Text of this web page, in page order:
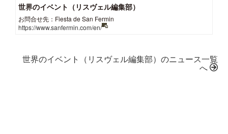
世界のイベント（リスヴェル編集部）
お問合せ先：Fiesta de San Fermin
https://www.sanfermin.com/en/
世界のイベント（リスヴェル編集部）のニュース一覧
へ